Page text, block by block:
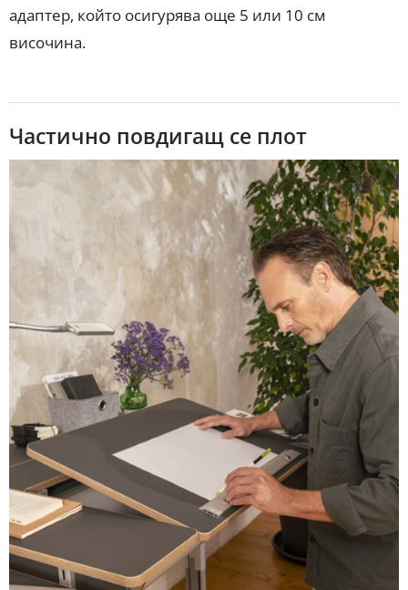
адаптер, който осигурява още 5 или 10 см
височина.
Частично повдигащ се плот